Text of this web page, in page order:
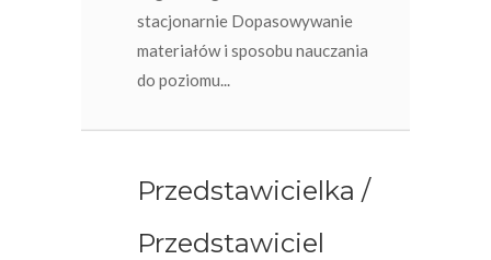
stacjonarnie Dopasowywanie
materiałów i sposobu nauczania
do poziomu...
Przedstawicielka /
Przedstawiciel